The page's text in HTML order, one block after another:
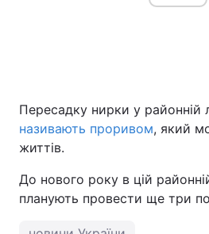
Пересадку нирки у районній
називають проривом, який
життів.
До нового року в цій
планують провести ще три